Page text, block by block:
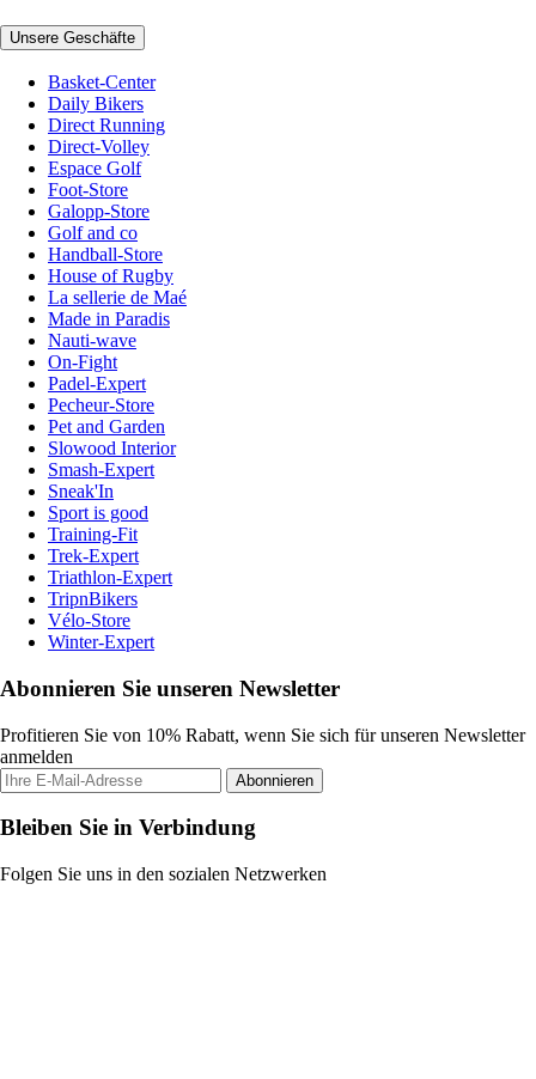
Unsere Geschäfte
Basket-Center
Daily Bikers
Direct Running
Direct-Volley
Espace Golf
Foot-Store
Galopp-Store
Golf and co
Handball-Store
House of Rugby
La sellerie de Maé
Made in Paradis
Nauti-wave
On-Fight
Padel-Expert
Pecheur-Store
Pet and Garden
Slowood Interior
Smash-Expert
Sneak'In
Sport is good
Training-Fit
Trek-Expert
Triathlon-Expert
TripnBikers
Vélo-Store
Winter-Expert
Abonnieren Sie unseren Newsletter
Profitieren Sie von 10% Rabatt, wenn Sie sich für unseren Newsletter
anmelden
Abonnieren
Bleiben Sie in Verbindung
Folgen Sie uns in den sozialen Netzwerken